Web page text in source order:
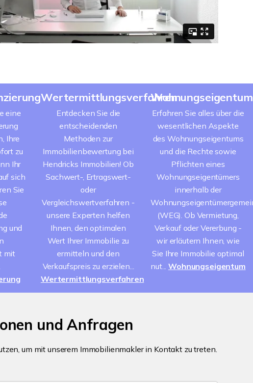
eine
Ihre
zu
Ihr
sich
Sie
und
mit
Wertermittlungsverfahren
Entdecken Sie die
entscheidenden
Methoden zur
Immobilienbewertung bei
Hendricks Immobilien! Ob
Sachwert-, Ertragswert-
oder
Vergleichswertverfahren -
unsere Experten helfen
Ihnen, den optimalen
Wert Ihrer Immobilie zu
ermitteln und den
Verkaufspreis zu erzielen...
Wertermittlungsverfahren
Wohnungseigentum
Erfahren Sie alles über die
wesentlichen Aspekte
des Wohnungseigentums
und die Rechte sowie
Pflichten eines
Wohnungseigentümers
innerhalb der
(WEG). Ob Vermietung,
Verkauf oder Vererbung -
wir erläutern Ihnen, wie
Sie Ihre Immobilie optimal
nut...Wohnungseigentum
und Anfragen
um mit unserem Immobilienmakler in Kontakt zu treten.